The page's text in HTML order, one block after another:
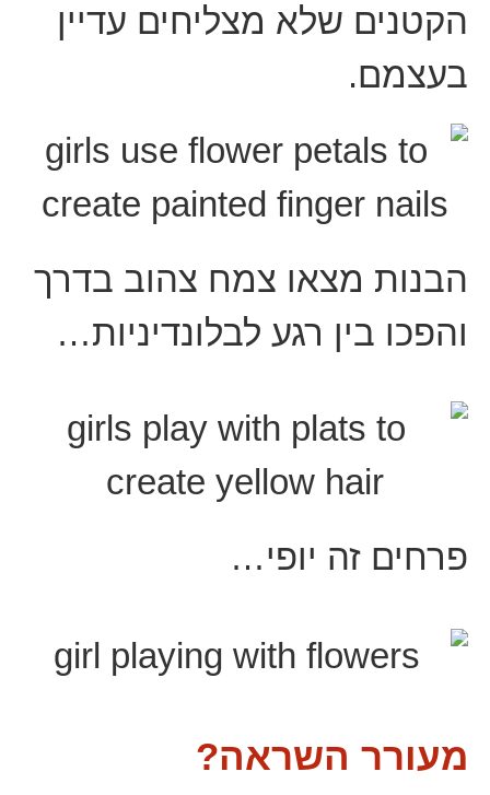
הקטנים שלא מצליחים עדיין
בעצמם.
הבנות מצאו צמח צהוב בדרך
והפכו בין רגע לבלונדיניות…
פרחים זה יופי…
מעורר השראה?